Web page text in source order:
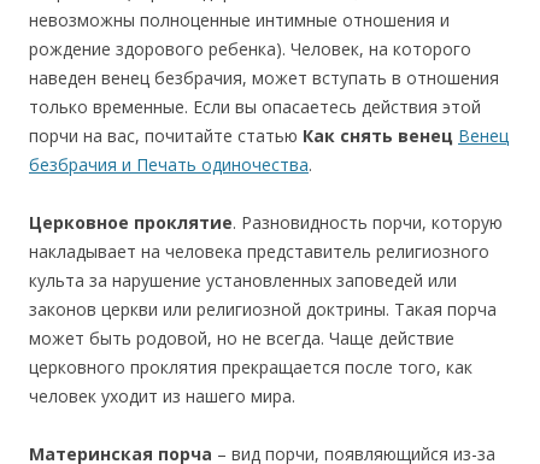
невозможны полноценные интимные отношения и
рождение здорового ребенка). Человек, на которого
наведен венец безбрачия, может вступать в отношения
только временные. Если вы опасаетесь действия этой
порчи на вас, почитайте статью Как снять венец Венец
безбрачия и Печать одиночества.
Церковное проклятие. Разновидность порчи, которую
накладывает на человека представитель религиозного
культа за нарушение установленных заповедей или
законов церкви или религиозной доктрины. Такая порча
может быть родовой, но не всегда. Чаще действие
церковного проклятия прекращается после того, как
человек уходит из нашего мира.
Материнская порча – вид порчи, появляющийся из-за